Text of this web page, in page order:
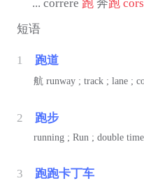
... correre 跑奔跑
短语
1 跑道
航 runway ; track ; lane ;
2 跑步
running ; Run ; double
3 跑跑卡丁车